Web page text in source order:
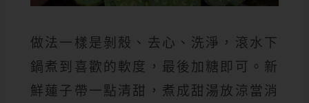
做法一樣是剝殼、去心、洗淨，滾水下
鍋煮到喜歡的軟度，最後加糖即可。新
鮮蓮子帶一點清甜，煮成甜湯放涼當消